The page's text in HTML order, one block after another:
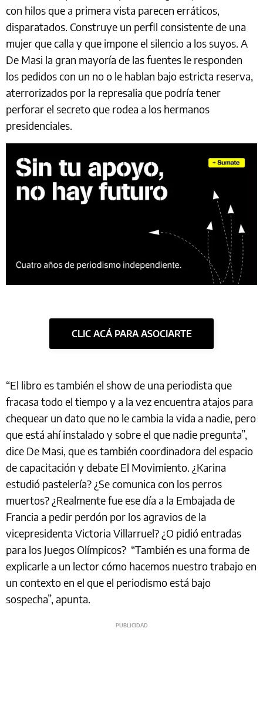
con hilos que a primera vista parecen erráticos,
disparatados. Construye un perfil consistente de una
mujer que calla y que impone el silencio a los suyos. A
De Masi la gran mayoría de las fuentes le responden
los pedidos con un no o le hablan bajo estricta reserva,
aterrorizados por la represalia que podría tener
perforar el secreto que rodea a los hermanos
presidenciales.
CLIC ACÁ PARA ASOCIARTE
“El libro es también el show de una periodista que
fracasa todo el tiempo y a la vez encuentra atajos para
chequear un dato que no le cambia la vida a nadie, pero
que está ahí instalado y sobre el que nadie pregunta”,
dice De Masi, que es también coordinadora del espacio
de capacitación y debate El Movimiento. ¿Karina
estudió pastelería? ¿Se comunica con los perros
muertos? ¿Realmente fue ese día a la Embajada de
Francia a pedir perdón por los agravios de la
vicepresidenta Victoria Villarruel? ¿O pidió entradas
para los Juegos Olímpicos? “También es una forma de
explicarle a un lector cómo hacemos nuestro trabajo en
un contexto en el que el periodismo está bajo
sospecha”, apunta.